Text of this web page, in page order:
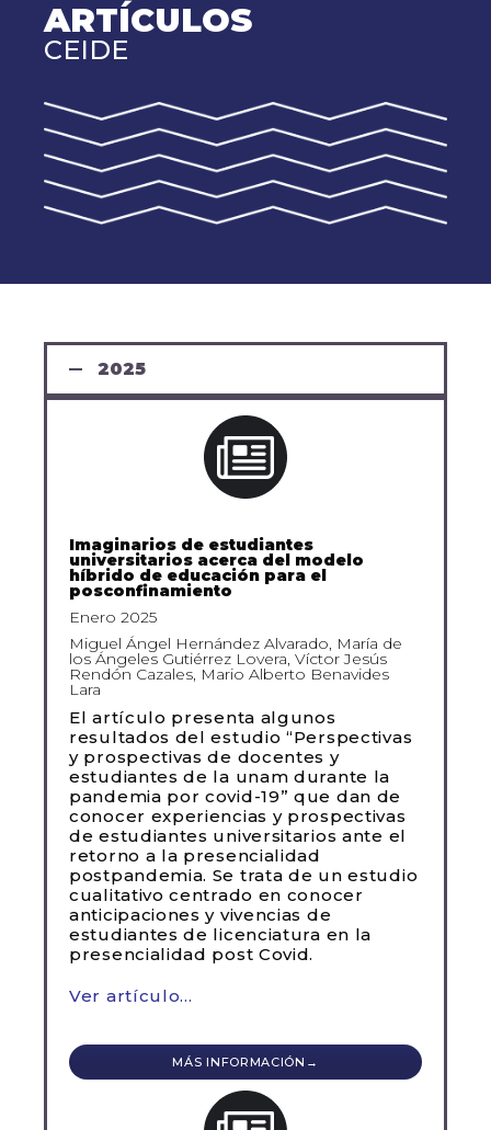
ARTÍCULOS
CEIDE
2025
Imaginarios de estudiantes
universitarios acerca del modelo
híbrido de educación para el
posconfinamiento
Enero 2025
Miguel Ángel Hernández Alvarado, María de
los Ángeles Gutiérrez Lovera, Víctor Jesús
Rendón Cazales, Mario Alberto Benavides
Lara
El artículo presenta algunos
resultados del estudio “Perspectivas
y prospectivas de docentes y
estudiantes de la unam durante la
pandemia por covid-19” que dan de
conocer experiencias y prospectivas
de estudiantes universitarios ante el
retorno a la presencialidad
postpandemia. Se trata de un estudio
cualitativo centrado en conocer
anticipaciones y vivencias de
estudiantes de licenciatura en la
presencialidad post Covid.
Ver artículo…
MÁS INFORMACIÓN→